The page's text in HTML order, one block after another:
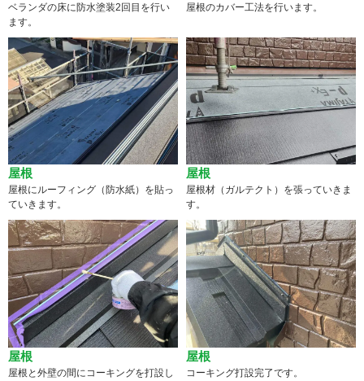
ベランダの床に防水塗装2回目を行い
ます。
屋根のカバー工法を行います。
屋根
屋根にルーフィング（防水紙）を貼っ
ていきます。
屋根
屋根材（ガルテクト）を張っていきま
す。
屋根
屋根と外壁の間にコーキングを打設し
屋根
コーキング打設完了です。